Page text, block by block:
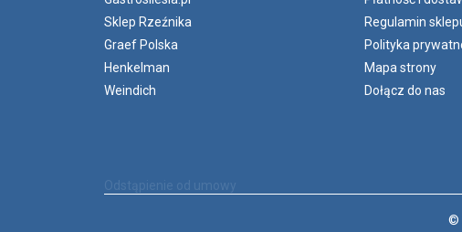
Sklep Rzeźnika
Graef Polska
Henkelman
Weindich
Regulamin
Polityka
Mapa strony
Dołącz do nas
Odstąpienie od umowy
©